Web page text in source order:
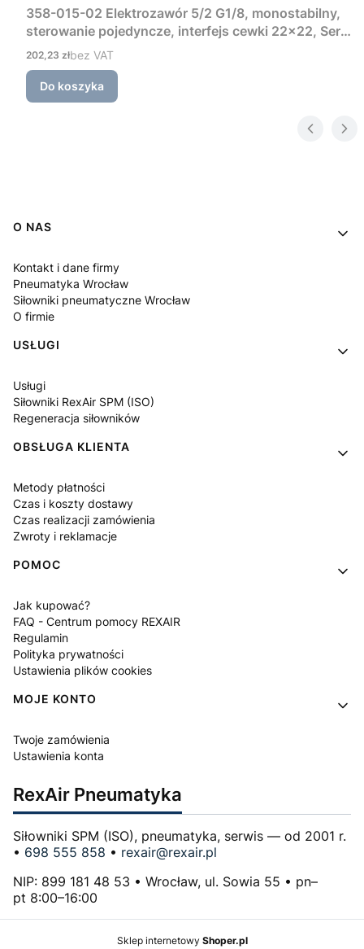
358-015-02 Elektrozawór 5/2 G1/8, monostabilny,
sterowanie pojedyncze, interfejs cewki 22×22, Seria
3 Camozzi
Cena
202,23 złbez VAT
Do koszyka
Linki w stopce
O NAS
Kontakt i dane firmy
Pneumatyka Wrocław
Siłowniki pneumatyczne Wrocław
O firmie
USŁUGI
Usługi
Siłowniki RexAir SPM (ISO)
Regeneracja siłowników
OBSŁUGA KLIENTA
Metody płatności
Czas i koszty dostawy
Czas realizacji zamówienia
Zwroty i reklamacje
POMOC
Jak kupować?
FAQ - Centrum pomocy REXAIR
Regulamin
Polityka prywatności
Ustawienia plików cookies
MOJE KONTO
Twoje zamówienia
Ustawienia konta
RexAir Pneumatyka
Siłowniki SPM (ISO), pneumatyka, serwis — od 2001 r.
• 698 555 858 • rexair@rexair.pl
NIP: 899 181 48 53 • Wrocław, ul. Sowia 55 • pn–
pt 8:00–16:00
Sklep internetowy Shoper.pl